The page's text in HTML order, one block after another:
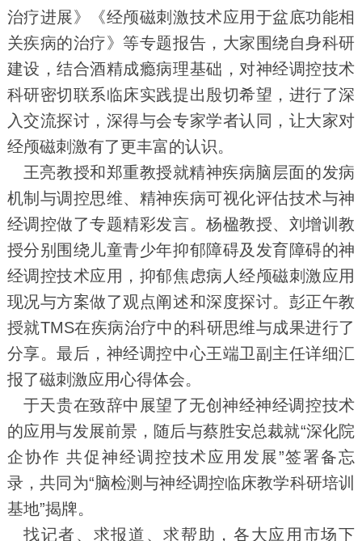
治疗进展》《经颅磁刺激技术应用于盆底功能相
关疾病的治疗》等专题报告，大家围绕自身科研
建设，结合酒精成瘾病理基础，对神经调控技术
科研密切联系临床实践提出殷切希望，进行了深
入交流探讨，深得与会专家学者认同，让大家对
经颅磁刺激有了更丰富的认识。
王亮教授和郑重教授就精神疾病脑层面的发病
机制与调控思维、精神疾病可视化评估技术与神
经调控做了专题精彩发言。杨楹教授、刘增训教
授分别围绕儿童青少年抑郁障碍及发育障碍的神
经调控技术应用，抑郁焦虑病人经颅磁刺激应用
现况与方案做了观点阐述和深度探讨。彭正午教
授就TMS在疾病治疗中的科研思维与成果进行了
分享。最后，神经调控中心王端卫副主任详细汇
报了磁刺激应用心得体会。
于天贵在致辞中展望了无创神经神经调控技术
的应用与发展前景，随后与蔡胜安总裁就“深化院
企协作 共促神经调控技术应用发展”签署备忘
录，共同为“脑检测与神经调控临床教学科研培训
基地”揭牌。
找记者、求报道、求帮助，各大应用市场下